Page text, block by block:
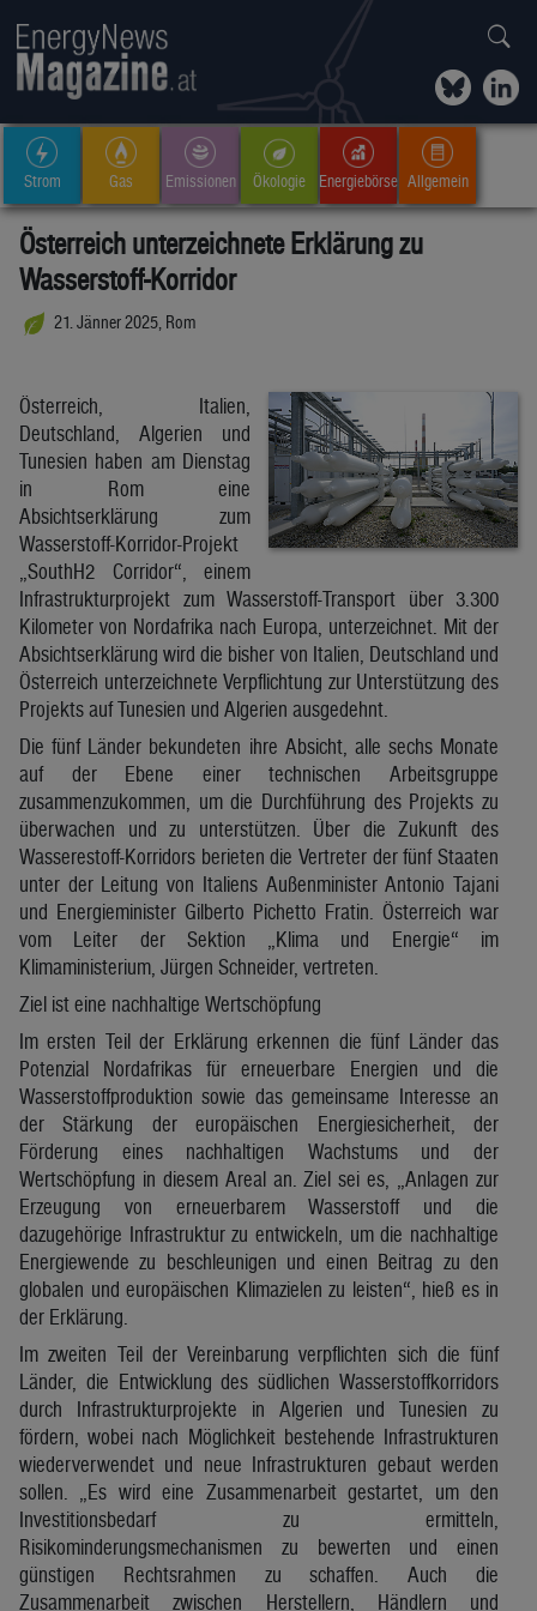
Strom Gas Emissionen Ökologie Energiebörse Allgemein
Österreich unterzeichnete Erklärung zu
Wasserstoff-Korridor
21. Jänner 2025, Rom
Österreich, Italien,
Deutschland, Algerien und
Tunesien haben am Dienstag
in Rom eine
Absichtserklärung zum
Wasserstoff-Korridor-Projekt
„SouthH2 Corridor“, einem
Infrastrukturprojekt zum Wasserstoff-Transport über 3.300
Kilometer von Nordafrika nach Europa, unterzeichnet. Mit der
Absichtserklärung wird die bisher von Italien, Deutschland und
Österreich unterzeichnete Verpflichtung zur Unterstützung des
Projekts auf Tunesien und Algerien ausgedehnt.
Die fünf Länder bekundeten ihre Absicht, alle sechs Monate
auf der Ebene einer technischen Arbeitsgruppe
zusammenzukommen, um die Durchführung des Projekts zu
überwachen und zu unterstützen. Über die Zukunft des
Wasserestoff-Korridors berieten die Vertreter der fünf Staaten
unter der Leitung von Italiens Außenminister Antonio Tajani
und Energieminister Gilberto Pichetto Fratin. Österreich war
vom Leiter der Sektion „Klima und Energie“ im
Klimaministerium, Jürgen Schneider, vertreten.
Ziel ist eine nachhaltige Wertschöpfung
Im ersten Teil der Erklärung erkennen die fünf Länder das
Potenzial Nordafrikas für erneuerbare Energien und die
Wasserstoffproduktion sowie das gemeinsame Interesse an
der Stärkung der europäischen Energiesicherheit, der
Förderung eines nachhaltigen Wachstums und der
Wertschöpfung in diesem Areal an. Ziel sei es, „Anlagen zur
Erzeugung von erneuerbarem Wasserstoff und die
dazugehörige Infrastruktur zu entwickeln, um die nachhaltige
Energiewende zu beschleunigen und einen Beitrag zu den
globalen und europäischen Klimazielen zu leisten“, hieß es in
der Erklärung.
Im zweiten Teil der Vereinbarung verpflichten sich die fünf
Länder, die Entwicklung des südlichen Wasserstoffkorridors
durch Infrastrukturprojekte in Algerien und Tunesien zu
fördern, wobei nach Möglichkeit bestehende Infrastrukturen
wiederverwendet und neue Infrastrukturen gebaut werden
sollen. „Es wird eine Zusammenarbeit gestartet, um den
Investitionsbedarf zu ermitteln,
Risikominderungsmechanismen zu bewerten und einen
günstigen Rechtsrahmen zu schaffen. Auch die
Zusammenarbeit zwischen Herstellern, Händlern und